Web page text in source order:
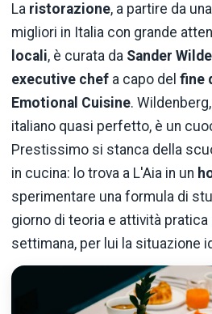
La ristorazione, a partire da una
migliori in Italia con grande
locali, è curata da Sander
executive chef a capo del fine
Emotional Cuisine.
italiano quasi perfetto, è un
Prestissimo si stanca della
in cucina: lo trova a L'Aia in un
sperimentare una formula di
giorno di teoria e attività
settimana, per lui la situazione